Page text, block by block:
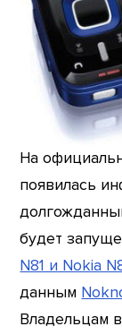
На
появилась
будет
N81 и Nokia
данным
Владельцам